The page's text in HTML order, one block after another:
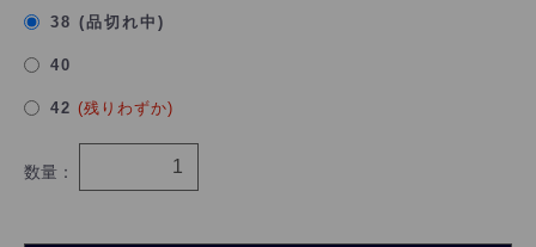
38 (品切れ中)
40
42 (残りわずか)
数量：